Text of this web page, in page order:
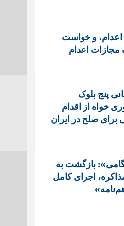
اعدام، و خواست
اعدام
پنج بلوک
خواه از اقدام
برای صلح در ایران
بازگشت به
اجرای کامل